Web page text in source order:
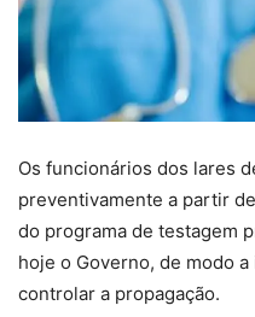
Os funcionários dos lares
preventivamente a partir
do programa de testagem
hoje o Governo, de modo
controlar a propagação.